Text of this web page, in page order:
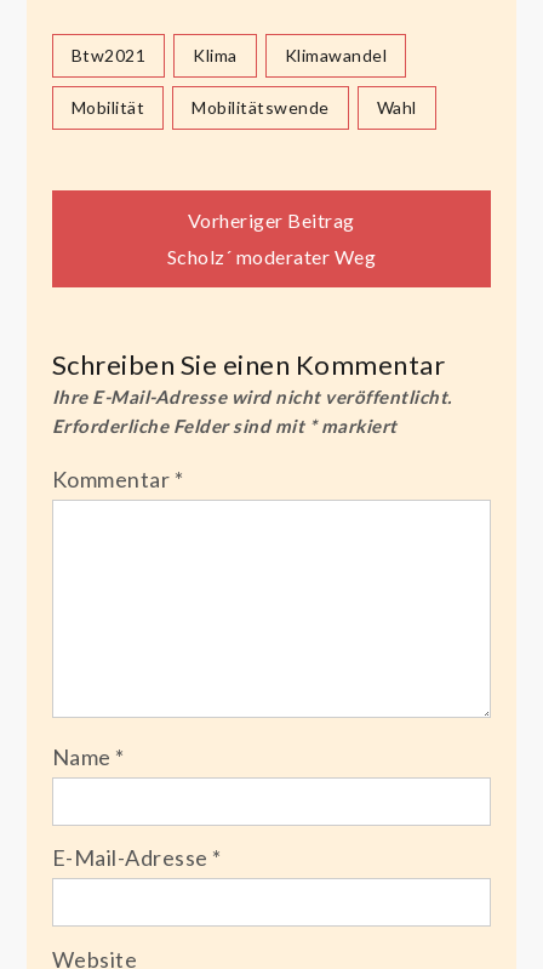
Btw2021 Klima Klimawandel
Mobilität Mobilitätswende Wahl
Beitragsnavigation
Vorheriger Beitrag
Scholz´ moderater Weg
Schreiben Sie einen Kommentar
Ihre E-Mail-Adresse wird nicht veröffentlicht.
Erforderliche Felder sind mit *markiert
Kommentar *
Name *
E-Mail-Adresse *
Website